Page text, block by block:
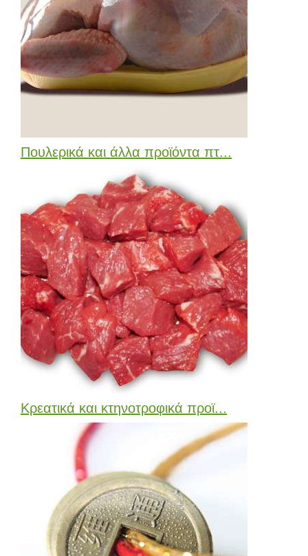
Πουλερικά και άλλα προϊόντα πτ...
Κρεατικά και κτηνοτροφικά προϊ...